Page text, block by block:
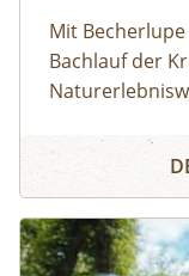
Mit
Bachlauf der
Bergbach, die
und lüften die
Erlebnistag